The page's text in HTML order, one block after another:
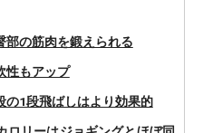
部の筋肉を鍛えられる
性もアップ
の1段飛ばしはより効果的